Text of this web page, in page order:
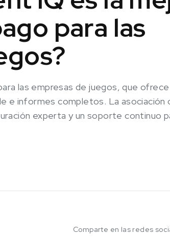
para las
las empresas de juegos, que
e informes completos. La asociación
experta y un soporte continuo
Comparte en las redes